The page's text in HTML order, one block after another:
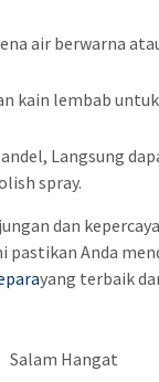
air berwarna
kain lembab
Langsung
spray.
dan
pastikan Anda
yang terbaik
Salam Hangat